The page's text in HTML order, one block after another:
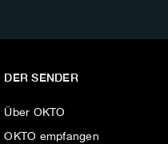
DER SENDER
Über OKTO
OKTO empfangen